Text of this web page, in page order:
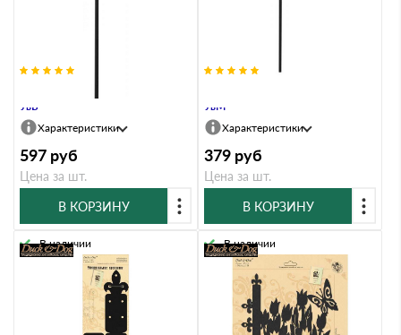
УвБ
Характеристики
597 руб
Цена за шт.
В КОРЗИНУ
УвМ
Характеристики
379 руб
Цена за шт.
В КОРЗИНУ
В наличии В наличии